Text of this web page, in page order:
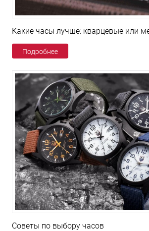
Какие часы лучше: кварцевые или
Подробнее
Советы по выбору часов